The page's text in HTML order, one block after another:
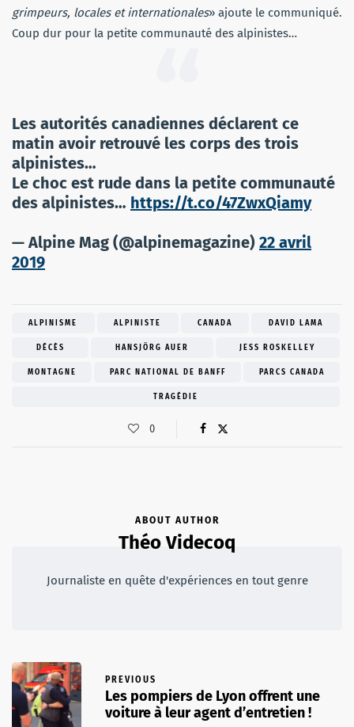
grimpeurs, locales et internationales» ajoute le communiqué.
Coup dur pour la petite communauté des alpinistes…
Les autorités canadiennes déclarent ce
matin avoir retrouvé les corps des trois
alpinistes…
Le choc est rude dans la petite communauté
des alpinistes… https://t.co/47ZwxQiamy
— Alpine Mag (@alpinemagazine) 22 avril
2019
ALPINISME ALPINISTE CANADA DAVID LAMA
DÉCÈS HANSJÖRG AUER JESS ROSKELLEY
MONTAGNE PARC NATIONAL DE BANFF PARCS CANADA
TRAGÉDIE
0
ABOUT AUTHOR
Théo Videcoq
Journaliste en quête d'expériences en tout genre
PREVIOUS
Les pompiers de Lyon offrent une
voiture à leur agent d’entretien !